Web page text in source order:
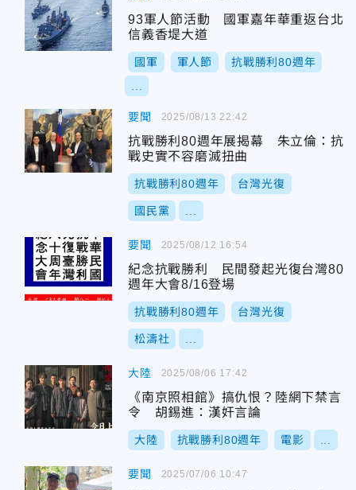
93軍人節活動 國軍嘉年華重返台北
信義香堤大道
國軍 軍人節 抗戰勝利80週年
要聞
抗戰勝利80週年展揭幕 朱立倫：抗
戰史實不容磨滅扭曲
抗戰勝利80週年 台灣光復
國民黨
2025/08/13 22:42
要聞
紀念抗戰勝利 民間發起光復台灣80
週年大會8/16登場
抗戰勝利80週年 台灣光復
松濤社
2025/08/12 16:54
大陸
《南京照相館》搞仇恨？陸網下禁言
令 胡錫進：漢奸言論
大陸 抗戰勝利80週年 電影
2025/08/06 17:42
要聞 2025/07/06 10:47